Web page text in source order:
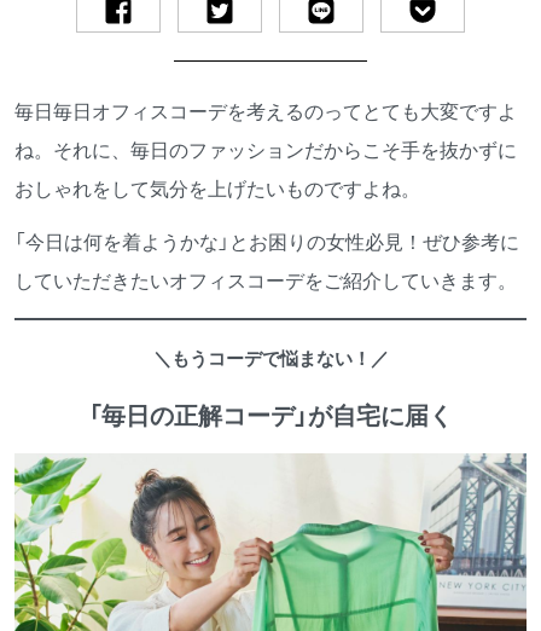
毎日毎日オフィスコーデを考えるのってとても大変ですよ
ね。それに、毎日のファッションだからこそ手を抜かずに
おしゃれをして気分を上げたいものですよね。
「今日は何を着ようかな」とお困りの女性必見！ぜひ参考に
していただきたいオフィスコーデをご紹介していきます。
＼もうコーデで悩まない！／
「毎日の正解コーデ」が自宅に届く